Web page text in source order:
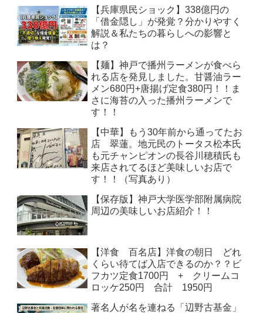
【兵庫県民ショック】338億円の
「借金隠し」が発覚？分かりやすく
解説＆私たちの暮らしへの影響と
は？
【麺】神戸で播州ラーメンが食べら
れる店を発見しました。甘醤油ラー
メン680円+唐揚げ定食380円！！ま
さに海苔の入った播州ラーメンで
す！！
【中華】もう30年前から通ってたお
店 翠蓮。地元民のトータス松本氏
も元チャンピオンの長谷川穂積氏も
来店されてるほど美味しいお店で
す！！（写真あり）
【保存版】神戸大学医学部附属病院
周辺の美味しいお店紹介！！
【洋食 百名店】洋食の朝日 どれ
くらい待てば入店できるのか？？ビ
フカツ定食1700円 + クリームコ
ロッケ250円 合計 1950円
著名人が名を連ねる「辺野古基金」